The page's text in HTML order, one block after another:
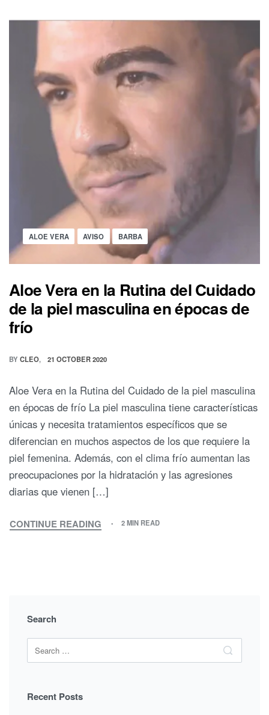
VERA
WEATHER
SKINCARE
Posted
in
ALOE VERA AVISO BARBA
Aloe Vera en la Rutina del Cuidado
de la piel masculina en épocas de
frío
BY CLEO 21 OCTOBER 2020
Aloe Vera en la Rutina del Cuidado de la piel masculina
en épocas de frío La piel masculina tiene características
únicas y necesita tratamientos específicos que se
diferencian en muchos aspectos de los que requiere la
piel femenina. Además, con el clima frío aumentan las
preocupaciones por la hidratación y las agresiones
diarias que vienen […]
CONTINUE READING
ALOE
DE
LA
PIEL
MASCULINA
DE
2 MIN READ
Search
Search
for:
Search
Recent Posts